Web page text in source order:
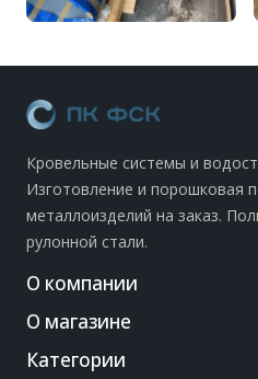
Кровельные системы и
Изготовление и порошковая
металлоизделий на заказ.
рулонной стали.
О компании
О магазине
Категории